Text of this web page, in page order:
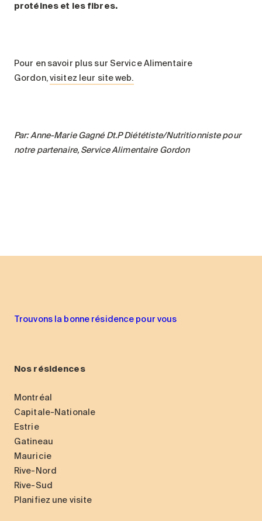
protéines et les fibres.
Pour en savoir plus sur Service Alimentaire
Gordon,visitez leur site web.
Par: Anne-Marie Gagné Dt.P Diététiste/Nutritionniste pour
notre partenaire, Service Alimentaire Gordon
Trouvons la bonne résidence pour vous
Nos résidences
Montréal
Capitale-Nationale
Estrie
Gatineau
Mauricie
Rive-Nord
Rive-Sud
Planifiez une visite